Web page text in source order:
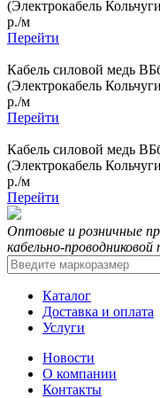
(Электрокабель
р./м
Перейти
Кабель силовой медь
(Электрокабель
р./м
Перейти
Кабель силовой медь
(Электрокабель
р./м
Перейти
Оптовые и розничные
кабельно-проводниковой
Каталог
Доставка и оплата
Услуги
Новости
О компании
Контакты